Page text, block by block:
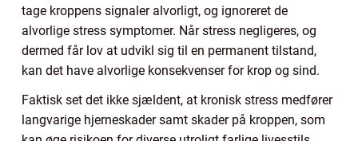
tage kroppens signaler alvorligt, og ignoreret de
alvorlige stress symptomer. Når stress negligeres, og
dermed får lov at udvikl sig til en permanent tilstand,
kan det have alvorlige konsekvenser for krop og sind.
Faktisk set det ikke sjældent, at kronisk stress medfører
langvarige hjerneskader samt skader på kroppen, som